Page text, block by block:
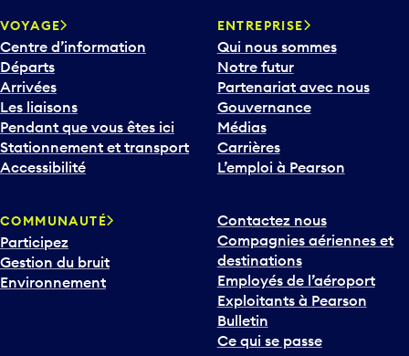
VOYAGE
Centre d’information
Départs
Arrivées
Les liaisons
Pendant que vous êtes ici
Stationnement et transport
Accessibilité
ENTREPRISE
Qui nous sommes
Notre futur
Partenariat avec nous
Gouvernance
Médias
Carrières
L’emploi à Pearson
COMMUNAUTÉ
Participez
Gestion du bruit
Environnement
Contactez nous
Compagnies aériennes et
destinations
Employés de l’aéroport
Exploitants à Pearson
Bulletin
Ce qui se passe